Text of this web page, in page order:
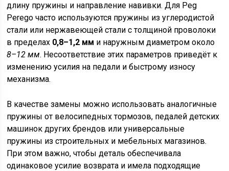
длину пружины и направление навивки. Для Peg
Perego часто используются пружины из углеродистой
стали или нержавеющей стали с толщиной проволоки
в пределах 0,8–1,2 мм и наружным диаметром около
8–12 мм. Несоответствие этих параметров приведёт к
изменению усилия на педали и быстрому износу
механизма.
В качестве замены можно использовать аналогичные
пружины от велосипедных тормозов, педалей детских
машинок других брендов или универсальные
пружины из строительных и мебельных магазинов.
При этом важно, чтобы деталь обеспечивала
одинаковое усилие возврата и имела подходящие